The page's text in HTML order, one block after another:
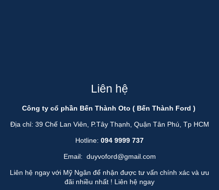
Liên hệ
Công ty cổ phần Bến Thành Oto ( Bến Thành Ford )
Địa chỉ: 39 Chế Lan Viên, P.Tây Thạnh, Quận Tân Phú, Tp HCM
Hotline: 094 9999 737
Email: duyvoford@gmail.com
Liên hệ ngay với Mỹ Ngân để nhận được tư vấn chính xác và ưu
đãi nhiều nhất ! Liên hệ ngay